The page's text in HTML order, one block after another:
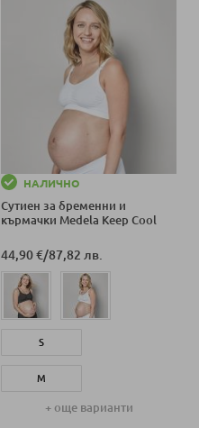
НАЛИЧНО
Сутиен за бременни и
кърмачки Medela Keep Cool
44,90 €/87,82 лв.
S
M
+ още варианти